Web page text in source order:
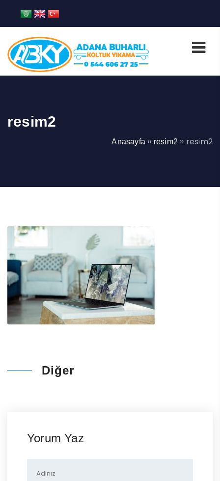
resim2
Anasayfa ›› resim2 ›› resim2
Diğer
Yorum Yaz